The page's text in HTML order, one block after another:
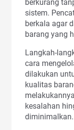
berkurang
sistem.
berkala agar
barang yang
Langkah-
cara
dilakukan
kualitas
kesalahan
diminimalkan.